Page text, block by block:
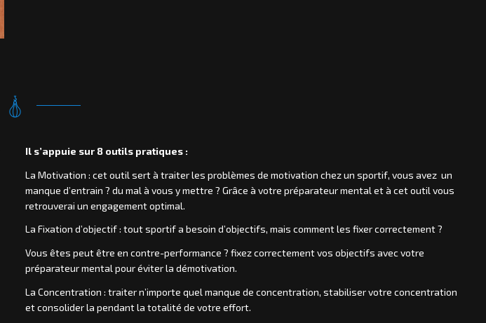
Il s’appuie sur 8 outils pratiques :
La Motivation : cet outil sert à traiter les problèmes de motivation chez un sportif, vous avez un
manque d’entrain ? du mal à vous y mettre ? Grâce à votre préparateur mental et à cet outil vous
retrouverai un engagement optimal.
La Fixation d’objectif : tout sportif a besoin d’objectifs, mais comment les fixer correctement ?
Vous êtes peut être en contre-performance ? fixez correctement vos objectifs avec votre
préparateur mental pour éviter la démotivation.
La Concentration : traiter n’importe quel manque de concentration, stabiliser votre concentration
et consolider la pendant la totalité de votre effort.